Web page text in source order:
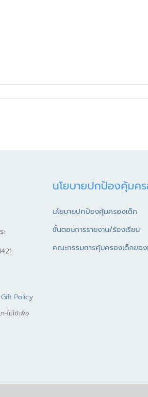
Policy
ไม่ใช้เพื่อ
นโยบายปกป้องคุ้มค
นโยบายปกป้องคุ้มครองเด็ก
ขั้นตอนการรายงาน/ร้องเรียน
คณะกรรมการคุ้มครองเด็กขอ